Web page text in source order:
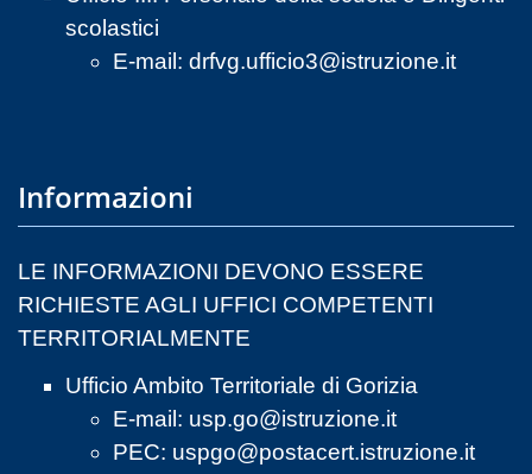
scolastici
E-mail: drfvg.ufficio3@istruzione.it
Informazioni
LE INFORMAZIONI DEVONO ESSERE
RICHIESTE AGLI UFFICI COMPETENTI
TERRITORIALMENTE
Ufficio Ambito Territoriale di Gorizia
E-mail: usp.go@istruzione.it
PEC: uspgo@postacert.istruzione.it